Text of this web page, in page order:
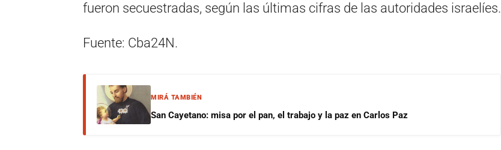
fueron secuestradas, según las últimas cifras de las autoridades israelíes.
Fuente: Cba24N.
MIRÁ TAMBIÉN
San Cayetano: misa por el pan, el trabajo y la paz en Carlos Paz